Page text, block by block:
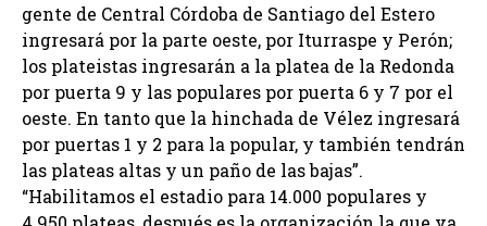
gente de Central Córdoba de Santiago del Estero
ingresará por la parte oeste, por Iturraspe y Perón;
los plateistas ingresarán a la platea de la Redonda
por puerta 9 y las populares por puerta 6 y 7 por el
oeste. En tanto que la hinchada de Vélez ingresará
por puertas 1 y 2 para la popular, y también tendrán
las plateas altas y un paño de las bajas”.
“Habilitamos el estadio para 14.000 populares y